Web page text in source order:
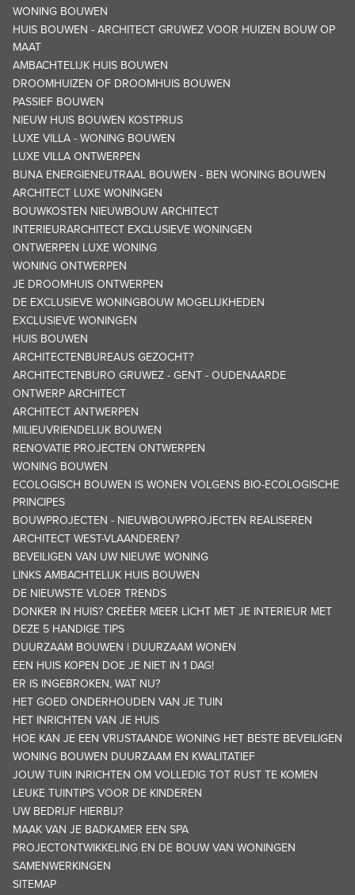
WONING BOUWEN
HUIS BOUWEN - ARCHITECT GRUWEZ VOOR HUIZEN BOUW OP
MAAT
AMBACHTELIJK HUIS BOUWEN
DROOMHUIZEN OF DROOMHUIS BOUWEN
PASSIEF BOUWEN
NIEUW HUIS BOUWEN KOSTPRIJS
LUXE VILLA - WONING BOUWEN
LUXE VILLA ONTWERPEN
BIJNA ENERGIENEUTRAAL BOUWEN - BEN WONING BOUWEN
ARCHITECT LUXE WONINGEN
BOUWKOSTEN NIEUWBOUW ARCHITECT
INTERIEURARCHITECT EXCLUSIEVE WONINGEN
ONTWERPEN LUXE WONING
WONING ONTWERPEN
JE DROOMHUIS ONTWERPEN
DE EXCLUSIEVE WONINGBOUW MOGELIJKHEDEN
EXCLUSIEVE WONINGEN
HUIS BOUWEN
ARCHITECTENBUREAUS GEZOCHT?
ARCHITECTENBURO GRUWEZ - GENT - OUDENAARDE
ONTWERP ARCHITECT
ARCHITECT ANTWERPEN
MILIEUVRIENDELIJK BOUWEN
RENOVATIE PROJECTEN ONTWERPEN
WONING BOUWEN
ECOLOGISCH BOUWEN IS WONEN VOLGENS BIO-ECOLOGISCHE
PRINCIPES
BOUWPROJECTEN - NIEUWBOUWPROJECTEN REALISEREN
ARCHITECT WEST-VLAANDEREN?
BEVEILIGEN VAN UW NIEUWE WONING
LINKS AMBACHTELIJK HUIS BOUWEN
DE NIEUWSTE VLOER TRENDS
DONKER IN HUIS? CREËER MEER LICHT MET JE INTERIEUR MET
DEZE 5 HANDIGE TIPS
DUURZAAM BOUWEN | DUURZAAM WONEN
EEN HUIS KOPEN DOE JE NIET IN 1 DAG!
ER IS INGEBROKEN, WAT NU?
HET GOED ONDERHOUDEN VAN JE TUIN
HET INRICHTEN VAN JE HUIS
HOE KAN JE EEN VRIJSTAANDE WONING HET BESTE BEVEILIGEN
WONING BOUWEN DUURZAAM EN KWALITATIEF
JOUW TUIN INRICHTEN OM VOLLEDIG TOT RUST TE KOMEN
LEUKE TUINTIPS VOOR DE KINDEREN
UW BEDRIJF HIERBIJ?
MAAK VAN JE BADKAMER EEN SPA
PROJECTONTWIKKELING EN DE BOUW VAN WONINGEN
SAMENWERKINGEN
SITEMAP